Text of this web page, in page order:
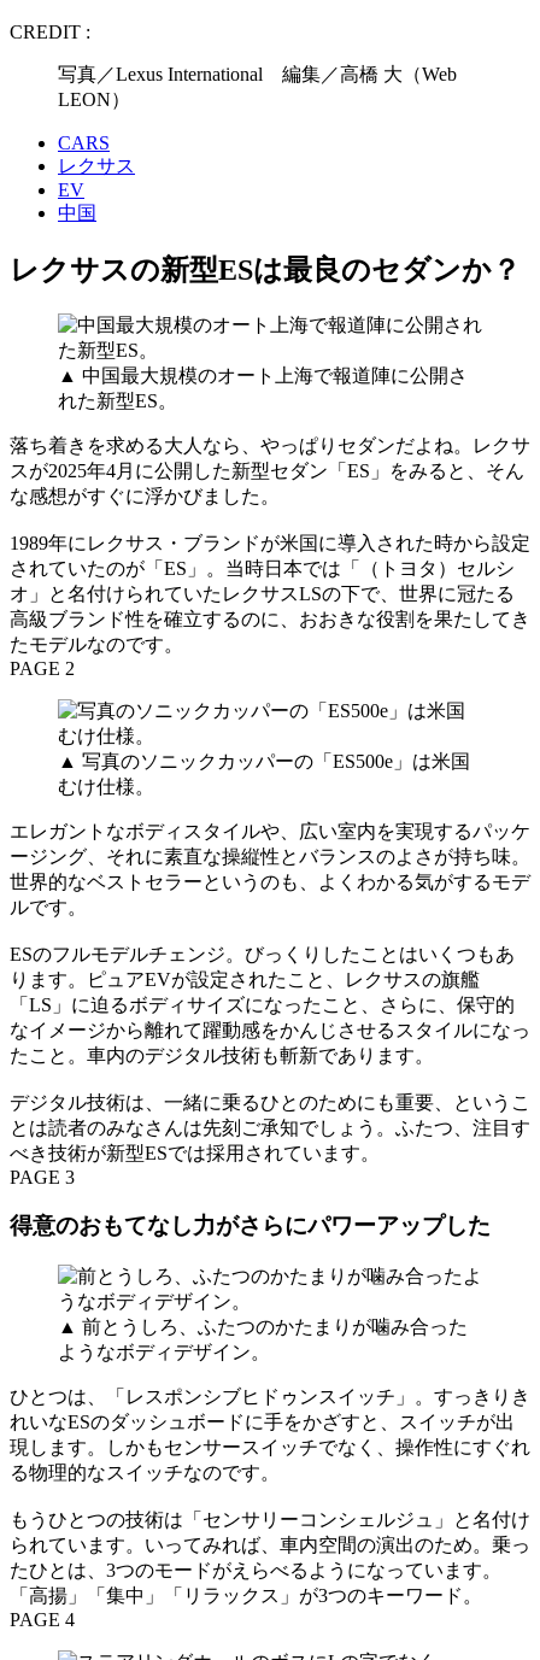
CREDIT :
写真／Lexus International 編集／高橋 大（Web
LEON）
CARS
レクサス
EV
中国
レクサスの新型ESは最良のセダンか？
▲ 中国最大規模のオート上海で報道陣に公開さ
れた新型ES。
落ち着きを求める大人なら、やっぱりセダンだよね。レクサ
スが2025年4月に公開した新型セダン「ES」をみると、そん
な感想がすぐに浮かびました。
1989年にレクサス・ブランドが米国に導入された時から設定
されていたのが「ES」。当時日本では「（トヨタ）セルシ
オ」と名付けられていたレクサスLSの下で、世界に冠たる
高級ブランド性を確立するのに、おおきな役割を果たしてき
たモデルなのです。
PAGE 2
▲ 写真のソニックカッパーの「ES500e」は米国
むけ仕様。
エレガントなボディスタイルや、広い室内を実現するパッケ
ージング、それに素直な操縦性とバランスのよさが持ち味。
世界的なベストセラーというのも、よくわかる気がするモデ
ルです。
ESのフルモデルチェンジ。びっくりしたことはいくつもあ
ります。ピュアEVが設定されたこと、レクサスの旗艦
「LS」に迫るボディサイズになったこと、さらに、保守的
なイメージから離れて躍動感をかんじさせるスタイルになっ
たこと。車内のデジタル技術も斬新であります。
デジタル技術は、一緒に乗るひとのためにも重要、というこ
とは読者のみなさんは先刻ご承知でしょう。ふたつ、注目す
べき技術が新型ESでは採用されています。
PAGE 3
得意のおもてなし力がさらにパワーアップした
▲ 前とうしろ、ふたつのかたまりが噛み合った
ようなボディデザイン。
ひとつは、「レスポンシブヒドゥンスイッチ」。すっきりき
れいなESのダッシュボードに手をかざすと、スイッチが出
現します。しかもセンサースイッチでなく、操作性にすぐれ
る物理的なスイッチなのです。
もうひとつの技術は「センサリーコンシェルジュ」と名付け
られています。いってみれば、車内空間の演出のため。乗っ
たひとは、3つのモードがえらべるようになっています。
「高揚」「集中」「リラックス」が3つのキーワード。
PAGE 4